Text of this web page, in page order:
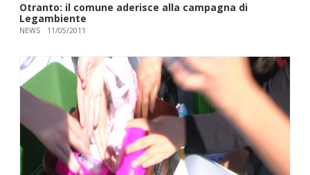
Otranto: il comune aderisce alla campagna di
Legambiente
NEWS 11/05/2011